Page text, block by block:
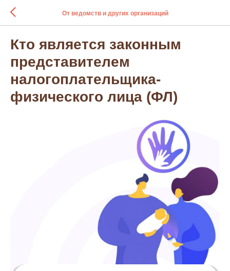
От ведомств и других организаций
Кто является законным
представителем
налогоплательщика-
физического лица (ФЛ)